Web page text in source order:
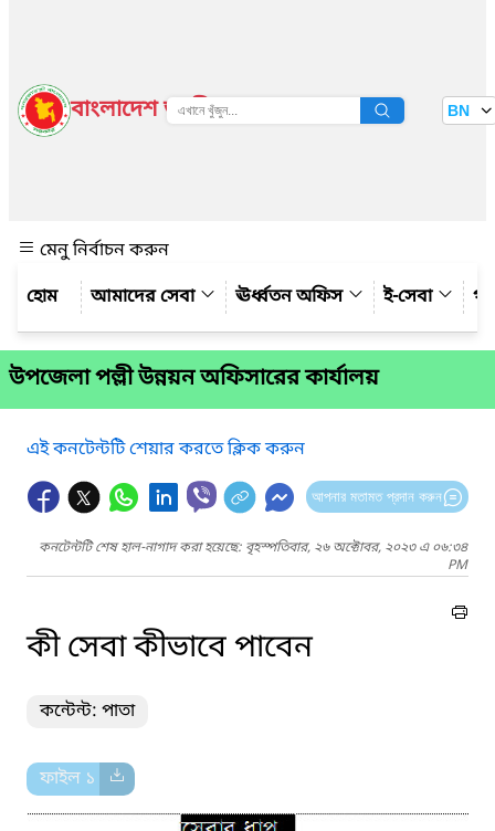
বাংলাদেশ জাতীয় তথ্য বাতায়ন BN
মেনু নির্বাচন করুন
আমাদের সেবা
ঊর্ধ্বতন অফিস ই-সেবা
উপজেলা পল্লী উন্নয়ন অফিসারের কার্যালয়
এই কনটেন্টটি শেয়ার করতে ক্লিক করুন
আপনার মতামত প্রদান করুন
কনটেন্টটি শেষ হাল-নাগাদ করা হয়েছে: বৃহস্পতিবার, ২৬ অক্টোবর, ২০২৩ এ ০৬:৩৪
PM
কী সেবা কীভাবে পাবেন
কন্টেন্ট: পাতা
ফাইল ১